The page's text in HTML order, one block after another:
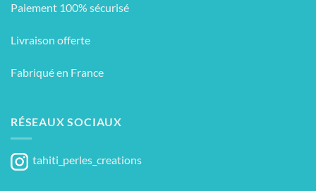
Paiement 100% sécurisé
Livraison offerte
Fabriqué en France
RÉSEAUX SOCIAUX
tahiti_perles_creations